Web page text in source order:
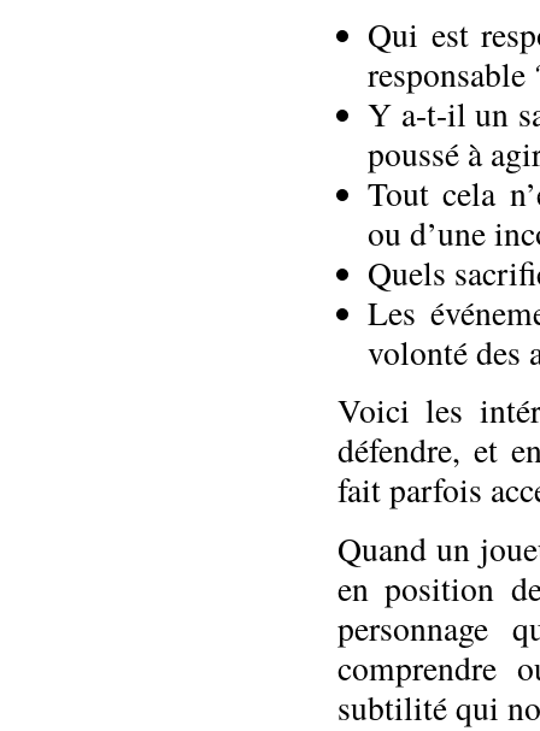
Qui est
responsable
Y a-t-il un
poussé à
Tout cela
ou d’une
Quels
Les
volonté des
Voici les
défendre, et
fait parfois
Quand un
en position
personnage
comprendre
subtilité qui